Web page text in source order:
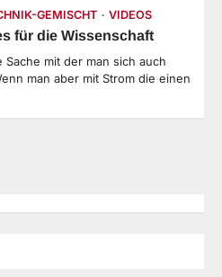
GEMISCHT VIDEOS
für die Wissenschaft
mit der man sich auch
man aber mit Strom die einen